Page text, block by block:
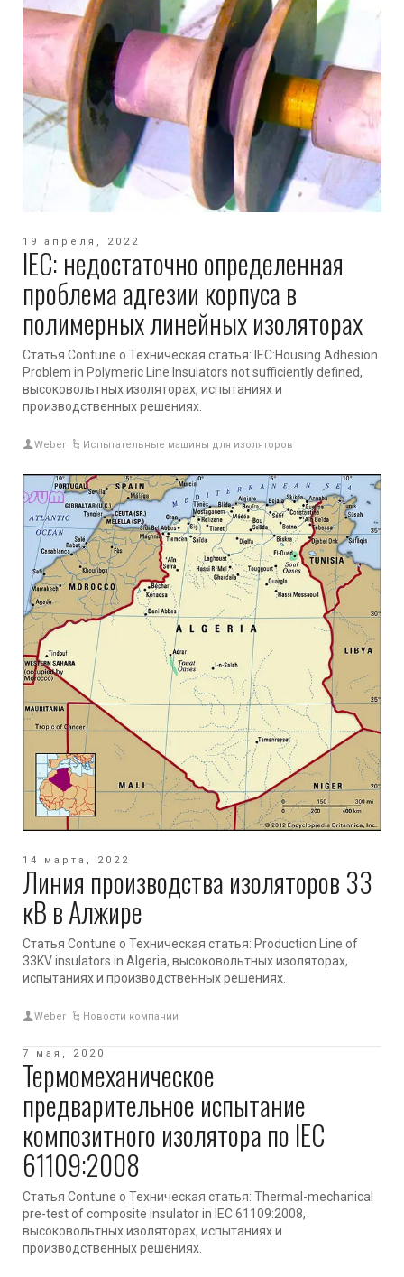
19 апреля, 2022
IEC: недостаточно определенная
проблема адгезии корпуса в
полимерных линейных изоляторах
Статья Contune о Техническая статья: IEC:Housing Adhesion
Problem in Polymeric Line Insulators not sufficiently defined,
высоковольтных изоляторах, испытаниях и
производственных решениях.
Weber Испытательные машины для изоляторов
14 марта, 2022
Линия производства изоляторов 33
кВ в Алжире
Статья Contune о Техническая статья: Production Line of
33KV insulators in Algeria, высоковольтных изоляторах,
испытаниях и производственных решениях.
Weber Новости компании
7 мая, 2020
Термомеханическое
предварительное испытание
композитного изолятора по IEC
61109:2008
Статья Contune о Техническая статья: Thermal-mechanical
pre-test of composite insulator in IEC 61109:2008,
высоковольтных изоляторах, испытаниях и
производственных решениях.